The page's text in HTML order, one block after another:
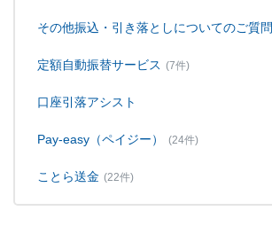
その他振込・引き落としについてのご質問
定額自動振替サービス (7件)
口座引落アシスト
Pay-easy（ペイジー） (24件)
ことら送金 (22件)